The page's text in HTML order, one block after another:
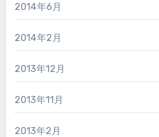
2014年6月
2014年2月
2013年12月
2013年11月
2013年2月